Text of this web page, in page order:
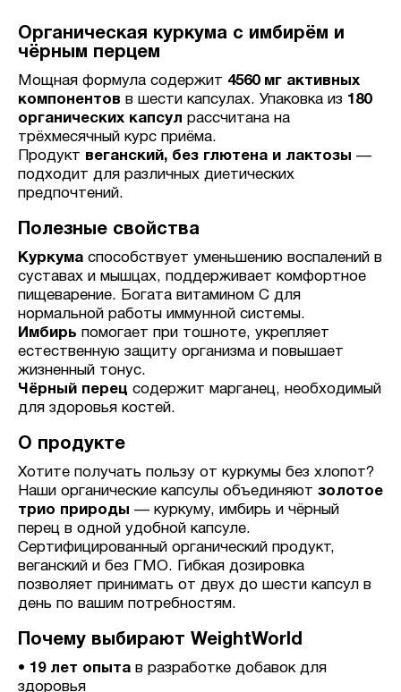
Органическая куркума с имбирём и
чёрным перцем
Мощная формула содержит 4560 мг активных
компонентов в шести капсулах. Упаковка из 180
органических капсул рассчитана на
трёхмесячный курс приёма.
Продукт веганский, без глютена и лактозы —
подходит для различных диетических
предпочтений.
Полезные свойства
Куркума способствует уменьшению воспалений в
суставах и мышцах, поддерживает комфортное
пищеварение. Богата витамином C для
нормальной работы иммунной системы.
Имбирь помогает при тошноте, укрепляет
естественную защиту организма и повышает
жизненный тонус.
Чёрный перец содержит марганец, необходимый
для здоровья костей.
О продукте
Хотите получать пользу от куркумы без хлопот?
Наши органические капсулы объединяют золотое
трио природы — куркуму, имбирь и чёрный
перец в одной удобной капсуле.
Сертифицированный органический продукт,
веганский и без ГМО. Гибкая дозировка
позволяет принимать от двух до шести капсул в
день по вашим потребностям.
Почему выбирают WeightWorld
• 19 лет опыта в разработке добавок для
здоровья